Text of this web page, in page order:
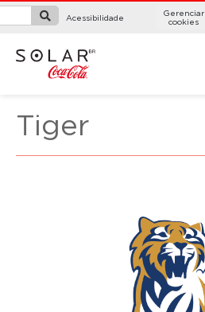
Acessibilidade
Gerenciar
cookies
Tiger